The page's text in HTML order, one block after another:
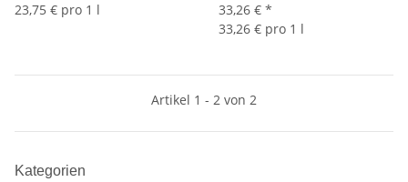
23,75 € pro 1 l
33,26 € *
33,26 € pro 1 l
Artikel 1 - 2 von 2
Kategorien